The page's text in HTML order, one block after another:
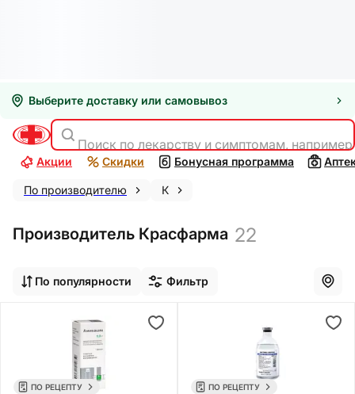
Выберите доставку или самовывоз
Поиск по лекарству и симптомам,
Акции Скидки Бонусная программа
По производителю К
Производитель Красфарма 22
По популярности Фильтр
ПО РЕЦЕПТУ ПО РЕЦЕПТУ